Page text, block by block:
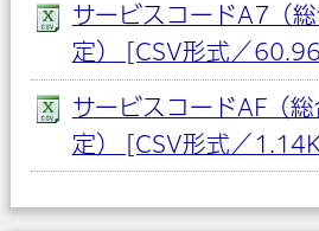
サービスコードA7（
定） [CSV形式／
サービスコードAF（
定） [CSV形式／